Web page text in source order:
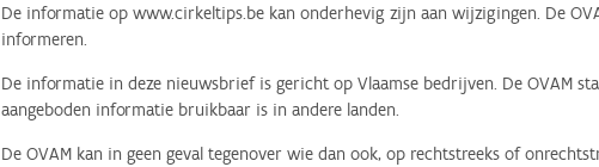
De informatie op www.cirkeltips.be kan onderhevig zijn aan wijzigingen. De
informeren.
De informatie in deze nieuwsbrief is gericht op Vlaamse bedrijven. De OVAM
aangeboden informatie bruikbaar is in andere landen.
De OVAM kan in geen geval tegenover wie dan ook, op rechtstreeks of